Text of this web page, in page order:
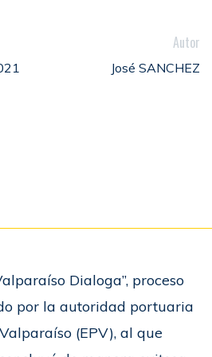
Autor
José SANCHEZ
Facebook
Dialoga”, proceso
por la autoridad portuaria
(EPV), al que